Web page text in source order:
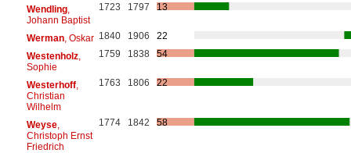
Wendling,
Johann Baptist
1723 1797 13
Werman, Oskar 1840 1906
22
Westenholz,
Sophie
1759 1838 54
Westerhoff,
Christian
Wilhelm
1763 1806 22
Weyse,
Christoph Ernst
Friedrich
1774 1842 58